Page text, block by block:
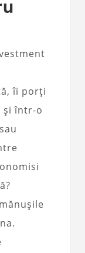
îi porți
și într-o